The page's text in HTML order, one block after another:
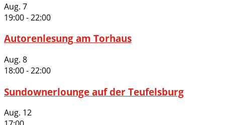
Aug. 7
19:00-22:00
Autorenlesung am Torhaus
Aug. 8
18:00-22:00
Sundownerlounge auf der Teufelsburg
Aug. 12